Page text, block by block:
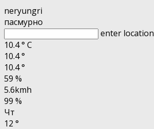
neryungri
пасмурно
enter location
10.4° C
10.4°
10.4°
59 %
5.6kmh
99 %
Чт
12 °